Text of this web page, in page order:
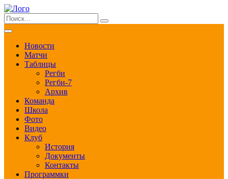
Новости
Матчи
Таблицы
Регби
Регби-7
Архив
Команда
Школа
Фото
Видео
Клуб
История
Документы
Контакты
Программки